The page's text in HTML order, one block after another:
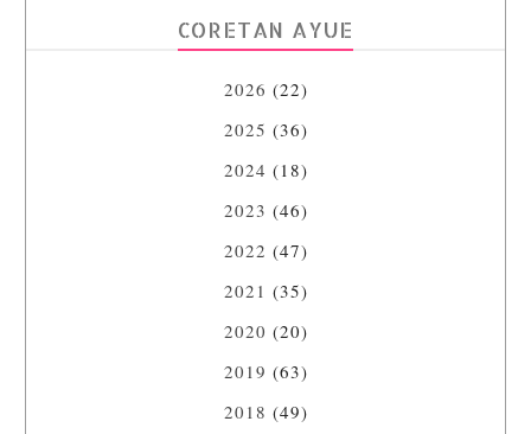
CORETAN AYUE
2026 (22)
2025 (36)
2024 (18)
2023 (46)
2022 (47)
2021 (35)
2020 (20)
2019 (63)
2018 (49)